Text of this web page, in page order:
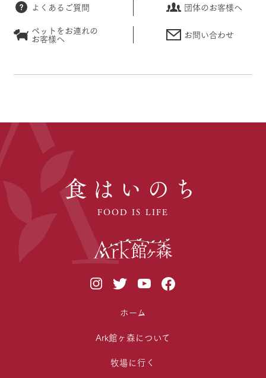
よくあるご質問
団体のお客様へ
ペットをお連れの
お客様へ お問い合わせ
食はいのち
FOOD IS LIFE
ホーム
Ark館ヶ森について
牧場に行く